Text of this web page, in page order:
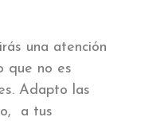
una atención
que no es
Adapto las
a tus